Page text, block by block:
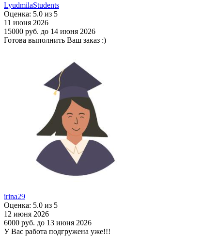
LyudmilaStudents
Оценка: 5.0 из 5
11 июня 2026
15000 руб. до 14 июня 2026
Готова выполнить Ваш заказ :)
irina29
Оценка: 5.0 из 5
12 июня 2026
6000 руб. до 13 июня 2026
У Вас работа подгружена уже!!!